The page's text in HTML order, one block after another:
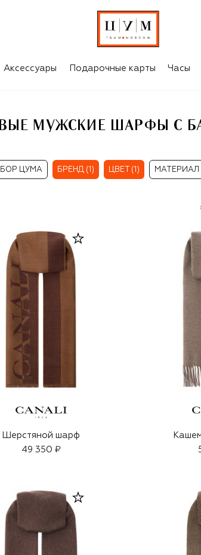
КОРИЧНЕВЫЕ МУЖСКИЕ ШАРФЫ С БАХРОМОЙ CANALI
Аксессуары Подарочные карты Часы
МУЖСКИЕ ШАРФЫ С
ЦУМА БРЕНД (1) ЦВЕТ (1) МАТЕРИАЛ
Шерстяной шарф
49 350 ₽